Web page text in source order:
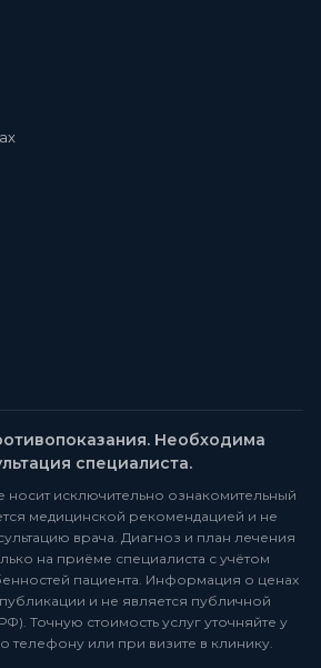
Необходима
специалиста.
носит исключительно ознакомительный
медицинской рекомендацией и не
врача. Диагноз и план лечения
на приёме специалиста с учётом
пациента. Информация о ценах
публикации и не является публичной
Точную стоимость услуг уточняйте у
телефону или при визите в клинику.